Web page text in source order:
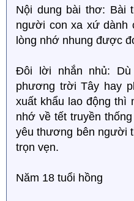
Nội dung bài thơ: Bài
người con xa xứ dành
lòng nhớ nhung được
Đôi lời nhắn nhủ:
phương trời Tây hay
xuất khẩu lao động thì
nhớ về tết truyền
yêu thương bên người
trọn vẹn.
Năm 18 tuổi hồng